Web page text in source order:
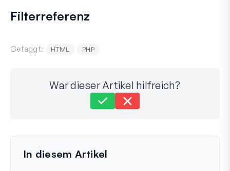
Filterreferenz
Getaggt: HTML PHP
War dieser Artikel hilfreich?
Zuletzt aktualisiert am 12. Mmerz 2024
In diesem Artikel